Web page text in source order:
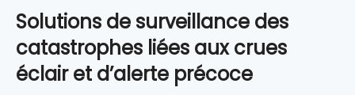
Solutions de surveillance des
catastrophes liées aux crues
éclair et d’alerte précoce